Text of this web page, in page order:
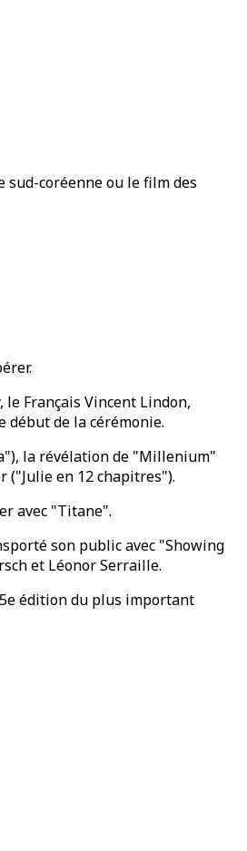
coréenne ou le film des
Français Vincent Lindon,
début de la cérémonie.
la révélation de "Millenium"
("Julie en 12 chapitres").
avec "Titane".
son public avec "Showing
et Léonor Serraille.
édition du plus important